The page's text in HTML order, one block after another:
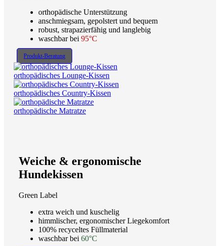
orthopädische Unterstützung
anschmiegsam, gepolstert und bequem
robust, strapazierfähig und langlebig
waschbar bei 95°C
Produkt-Beratung
orthopädisches Lounge-Kissen
orthopädisches Country-Kissen
orthopädische Matratze
Weiche & ergonomische
Hundekissen
Green Label
extra weich und kuschelig
himmlischer, ergonomischer Liegekomfort
100% recyceltes Füllmaterial
waschbar bei 60°C